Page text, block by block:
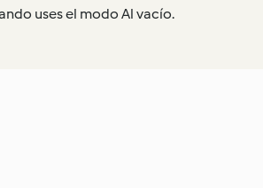
uses el modo Al vacío.